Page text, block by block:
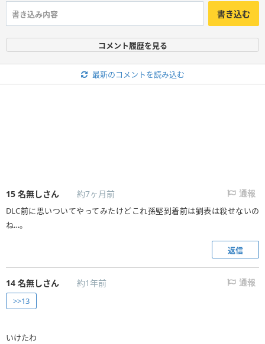
書き込む
コメント履歴を見る
最新のコメントを読み込む
15 名無しさん 約7ヶ月前 通報
DLC前に思いついてやってみたけどこれ孫堅到着前は劉表は殺せないの
ね…。
返信
14 名無しさん 約1年前 通報
>>13
いけたわ